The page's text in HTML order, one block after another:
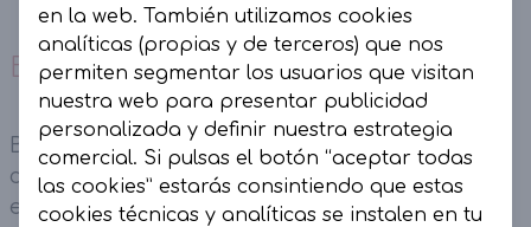
Buzo Denim blanco
Buzo Denim blanco. Botonadura central de
corchetes y bolsillos laterales. Cintura
engomada corte recto.
en la web. También utilizamos cookies
analíticas (propias y de terceros) que nos
permiten segmentar los usuarios que visitan
nuestra web para presentar publicidad
personalizada y definir nuestra estrategia
comercial. Si pulsas el botón “aceptar todas
las cookies” estarás consintiendo que estas
cookies técnicas y analíticas se instalen en tu